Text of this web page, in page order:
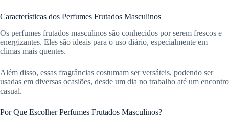
Características dos Perfumes Frutados Masculinos
Os perfumes frutados masculinos são conhecidos por serem frescos e
energizantes. Eles são ideais para o uso diário, especialmente em
climas mais quentes.
Além disso, essas fragrâncias costumam ser versáteis, podendo ser
usadas em diversas ocasiões, desde um dia no trabalho até um encontro
casual.
Por Que Escolher Perfumes Frutados Masculinos?